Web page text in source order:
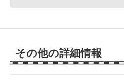
その他の詳細情報